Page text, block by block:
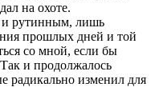
на охоте.
и рутинным, лишь
прошлых дней и той
со мной, если бы
и продолжалось
радикально изменил для